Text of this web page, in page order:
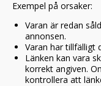
Exempel på orsaker:
Varan är redan
annonsen.
Varan har tillfälligt
Länken kan vara
korrekt angiven.
kontrollera att